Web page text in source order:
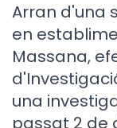
Arran d'una
en
Massana,
una
passat 2 de